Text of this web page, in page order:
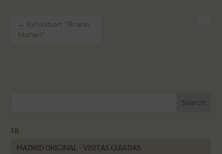
← Exhibition: “Bruno
Munari”
FB
MADRID ORIGINAL - VISITAS GUIADAS